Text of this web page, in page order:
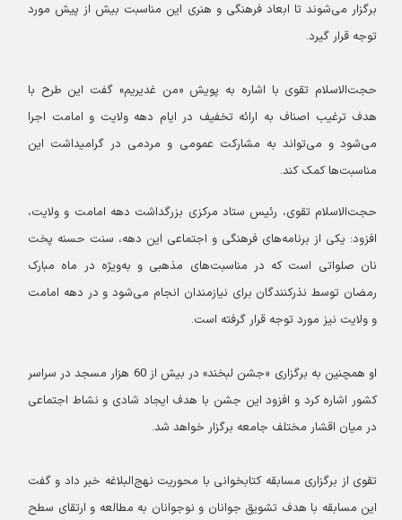
برگزار می‌شوند تا ابعاد فرهنگی و هنری این مناسبت بیش از پیش مورد
توجه قرار گیرد.
حجت‌الاسلام تقوی با اشاره به پویش «من غدیریم» گفت این طرح با
هدف ترغیب اصناف به ارائه تخفیف در ایام دهه ولایت و امامت اجرا
می‌شود و می‌تواند به مشارکت عمومی و مردمی در گرامیداشت این
مناسبت‌ها کمک کند.
حجت‌الاسلام تقوی، رئیس ستاد مرکزی بزرگداشت دهه امامت و ولایت،
افزود: یکی از برنامه‌های فرهنگی و اجتماعی این دهه، سنت حسنه پخت
نان صلواتی است که در مناسبت‌های مذهبی و به‌ویژه در ماه مبارک
رمضان توسط نذرکنندگان برای نیازمندان انجام می‌شود و در دهه امامت
و ولایت نیز مورد توجه قرار گرفته است.
او همچنین به برگزاری «جشن لبخند» در بیش از 60 هزار مسجد در سراسر
کشور اشاره کرد و افزود این جشن با هدف ایجاد شادی و نشاط اجتماعی
در میان اقشار مختلف جامعه برگزار خواهد شد.
تقوی از برگزاری مسابقه کتابخوانی با محوریت نهج‌البلاغه خبر داد و گفت
این مسابقه با هدف تشویق جوانان و نوجوانان به مطالعه و ارتقای سطح